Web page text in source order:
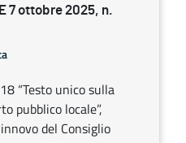
7 ottobre 2025, n.
“Testo unico sulla
pubblico locale”,
del Consiglio